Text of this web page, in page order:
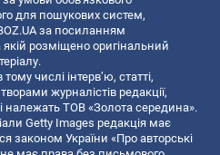
для пошукових систем,
за посиланням
якій розміщено оригінальний
числі інтерв’ю, статті,
журналістів редакції,
належать ТОВ «Золота середина».
Getty Images редакція має
законом України «Про авторські